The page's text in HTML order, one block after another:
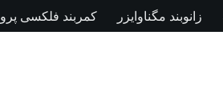
زانوبند مگناوایزر کمربند فلکسی پرو